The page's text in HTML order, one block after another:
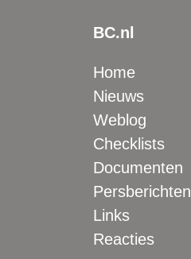
BC.nl
Home
Nieuws
Weblog
Checklists
Documenten
Persberichten
Links
Reacties